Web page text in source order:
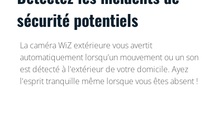
sécurité potentiels
La caméra WiZ extérieure vous avertit
automatiquement lorsqu'un mouvement ou un son
est détecté à l'extérieur de votre domicile. Ayez
l'esprit tranquille même lorsque vous êtes absent !